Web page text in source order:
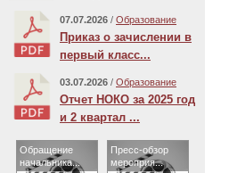
07.07.2026 / Образование
Приказ о зачислении в
первый класс...
03.07.2026 / Образование
Отчет НОКО за 2025 год
и 2 квартал ...
Обращение
начальника...
Пресс-обзор
мероприя...